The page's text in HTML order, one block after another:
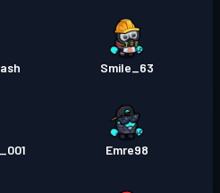
Smile_63
Emre98